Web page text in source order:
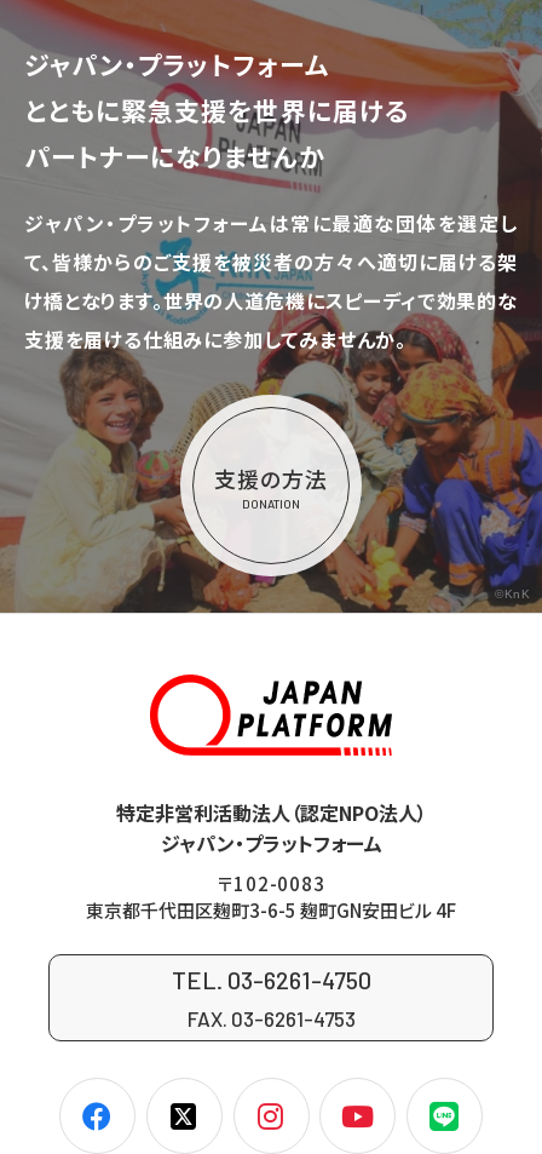
ジャパン・プラットフォーム
とともに緊急支援を世界に届ける
パートナーになりませんか
ジャパン・プラットフォームは常に最適な団体を選定し
て、皆様からのご支援を被災者の方々へ適切に届ける架
け橋となります。世界の人道危機にスピーディで効果的な
支援を届ける仕組みに参加してみませんか。
支援の方法
DONATION
©KnK
特定非営利活動法人（認定NPO法人）
ジャパン・プラットフォーム
〒102-0083
東京都千代田区麹町3-6-5 麹町GN安田ビル 4F
TEL. 03-6261-4750
FAX. 03-6261-4753